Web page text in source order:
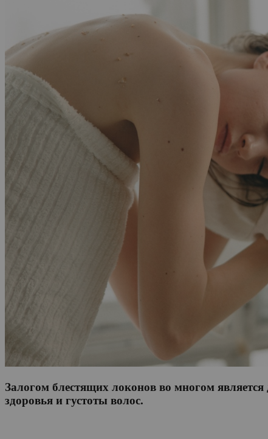
Залогом блестящих локонов во многом
здоровья и густоты волос.